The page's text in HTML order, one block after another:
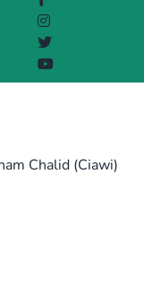
Chalid (Ciawi)